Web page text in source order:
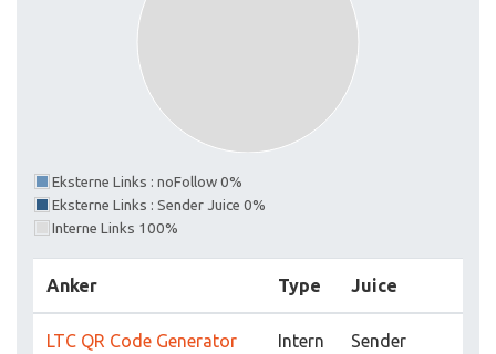
Eksterne Links : noFollow 0%
Eksterne Links : Sender Juice 0%
Interne Links 100%
Anker Type Juice
LTC QR Code Generator Intern Sender